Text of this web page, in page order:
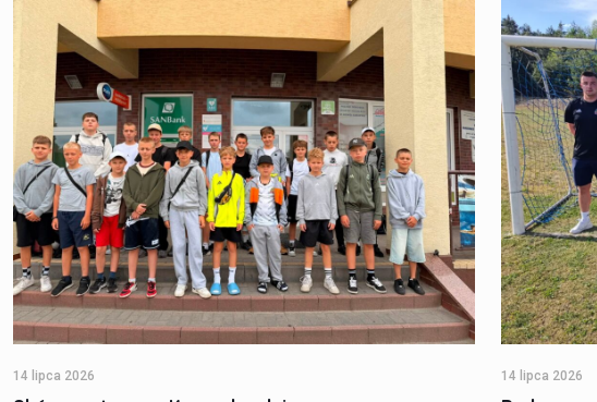
14 lipca 2026 14 lipca 2026